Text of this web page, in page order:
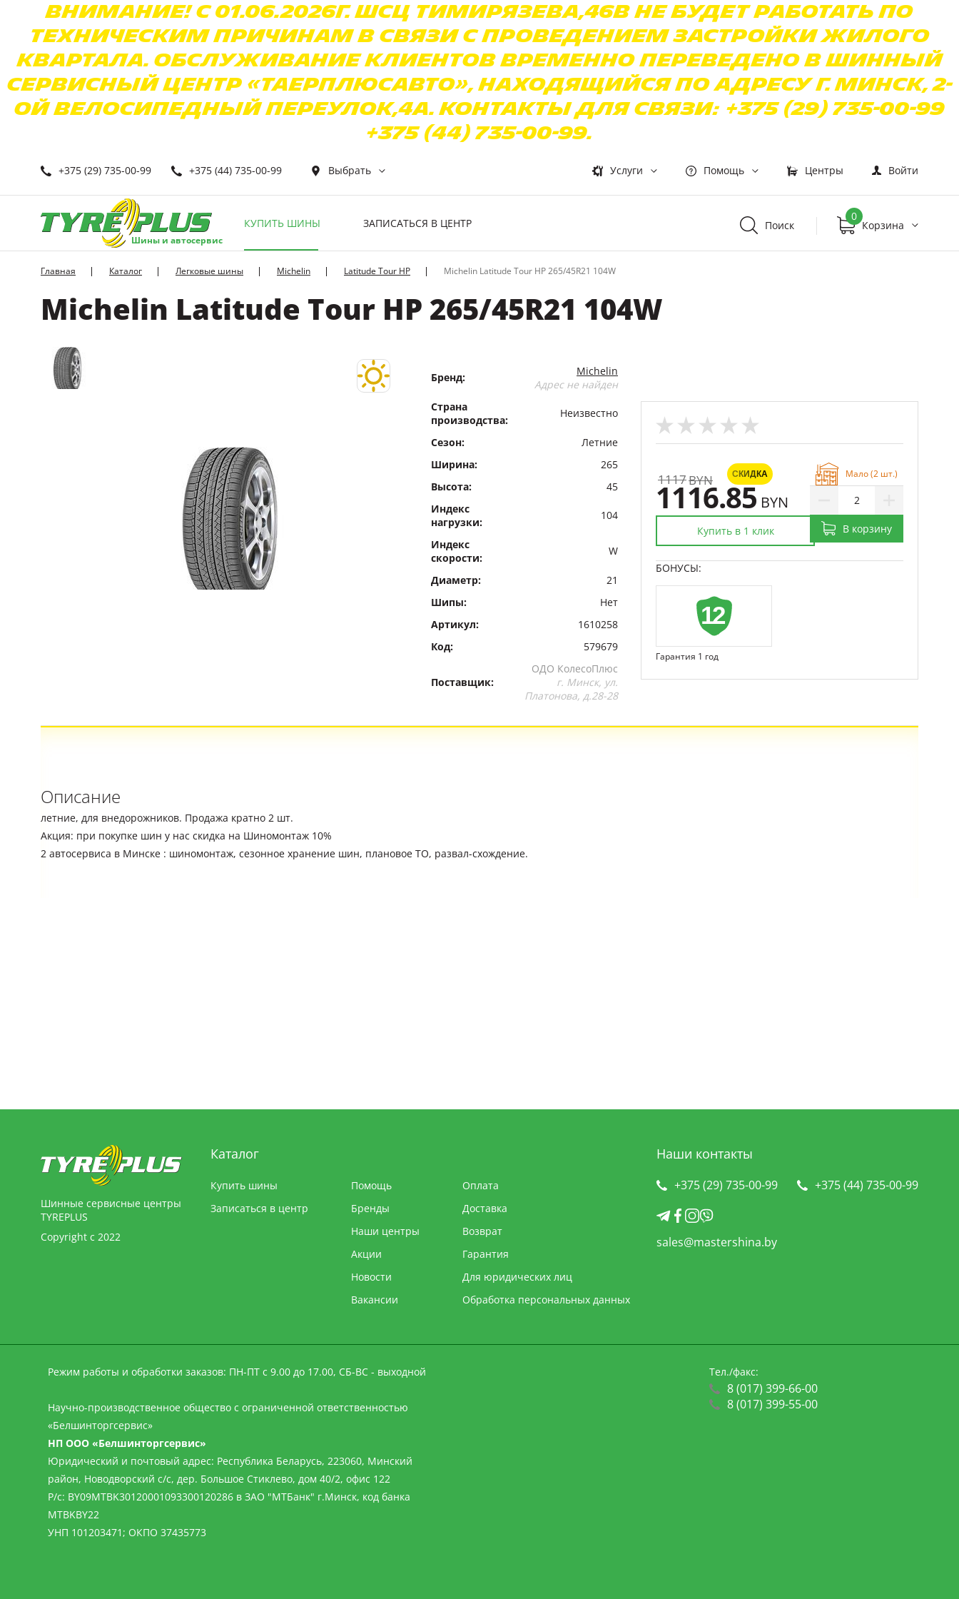
Внимание! С 01.06.2026г. ШСЦ Тимирязева,46в не будет работать по
техническим причинам в связи с проведением застройки жилого
квартала. Обслуживание клиентов временно переведено в Шинный
Сервисный Центр «ТаерПлюсАвто», находящийся по адресу г. Минск, 2-
ой Велосипедный переулок,4а. Контакты для связи: +375 (29) 735-00-99
+375 (44) 735-00-99.
+375 (29) 735-00-99 +375 (44) 735-00-99 Выбрать Услуги Помощь Центры Войти
Шины и автосервис
КУПИТЬ ШИНЫ ЗАПИСАТЬСЯ В ЦЕНТР Поиск Корзина
0
Главная Каталог Легковые шины Michelin Latitude Tour HP Michelin Latitude Tour HP 265/45R21 104W
Michelin Latitude Tour HP 265/45R21 104W
Бренд:
Michelin
Адрес не найден
Страна
производства:
Неизвестно
Сезон:
Летние
Ширина:
265
Высота:
45
Индекс
нагрузки:
104
Индекс
скорости:
W
Диаметр:
21
Шипы:
Нет
Артикул:
1610258
Код:
579679
Поставщик:
ОДО КолесоПлюс
г. Минск, ул.
Платонова, д.28-28
СКИДКА
1117BYN
1116.85 BYN
Купить в 1 клик
Мало (2 шт.)
В корзину
БОНУСЫ:
Гарантия 1 год
Описание
летние, для внедорожников. Продажа кратно 2 шт.
Акция: при покупке шин у нас скидка на Шиномонтаж 10%
2 автосервиса в Минске : шиномонтаж, сезонное хранение шин, плановое ТО, развал-схождение.
Шинные сервисные центры
TYREPLUS
Copyright с 2022
Каталог
Купить шины
Записаться в центр
Помощь
Бренды
Наши центры
Акции
Новости
Вакансии
Оплата
Доставка
Возврат
Гарантия
Для юридических лиц
Обработка персональных данных
Наши контакты
+375 (29) 735-00-99 +375 (44) 735-00-99
sales@mastershina.by
Режим работы и обработки заказов: ПН-ПТ с 9.00 до 17.00, СБ-ВС - выходной
Научно-производственное общество с ограниченной ответственностью
«Белшинторгсервис»
НП ООО «Белшинторгсервис»
Юридический и почтовый адрес: Республика Беларусь, 223060, Минский
район, Новодворский с/с, дер. Большое Стиклево, дом 40/2, офис 122
Р/с: BY09MTBK30120001093300120286 в ЗАО "МТБанк" г.Минск, код банка
MTBKBY22
УНП 101203471; ОКПО 37435773
Тел./факс:
8 (017) 399-66-00
8 (017) 399-55-00